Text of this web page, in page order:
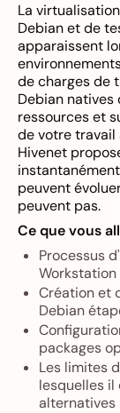
La
Debian et de
apparaissent
de charges de
Debian
ressources et
de votre travail
Hivenet
peuvent
peuvent pas.
Ce que vous
Processus
Workstation
Création et
Debian
packages
Les limites
lesquelles il
alternatives